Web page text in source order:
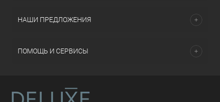
НАШИ ПРЕДЛОЖЕНИЯ
ПОМОЩЬ И СЕРВИСЫ